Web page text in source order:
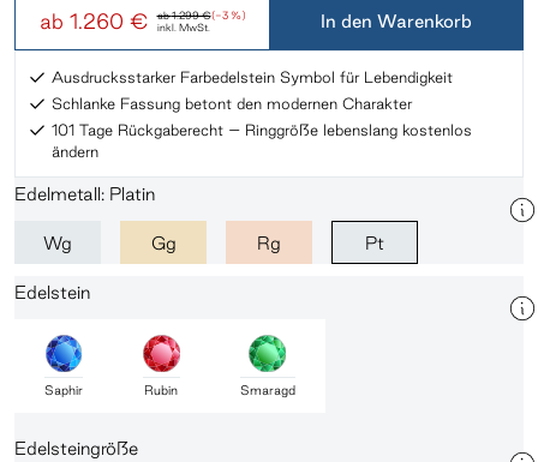
ab1.299 €(-3 %)
ab 1.260 € inkl. MwSt. In den Warenkorb
Ausdrucksstarker Farbedelstein Symbol für Lebendigkeit
Schlanke Fassung betont den modernen Charakter
101 Tage Rückgaberecht – Ringgröße lebenslang kostenlos
ändern
Edelmetall: Platin
Wg Gg Rg Pt
Edelstein
Saphir Rubin Smaragd
Edelsteingröße